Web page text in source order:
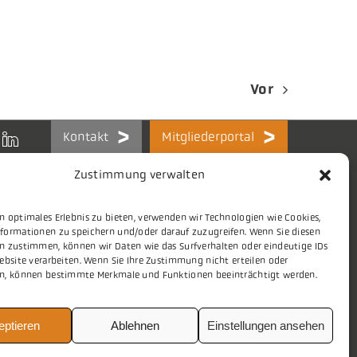
Zustimmung verwalten
optimales Erlebnis zu bieten, verwenden wir Technologien wie Cookies,
zu speichern und/oder darauf zuzugreifen. Wenn Sie diesen
zustimmen, können wir Daten wie das Surfverhalten oder eindeutige IDs
verarbeiten. Wenn Sie Ihre Zustimmung nicht erteilen oder
können bestimmte Merkmale und Funktionen beeinträchtigt werden.
Ablehnen Einstellungen ansehen
Vor
Kontakt Mitgliederportal
Themen
Presse
Stellenmarkt
Aktuelles